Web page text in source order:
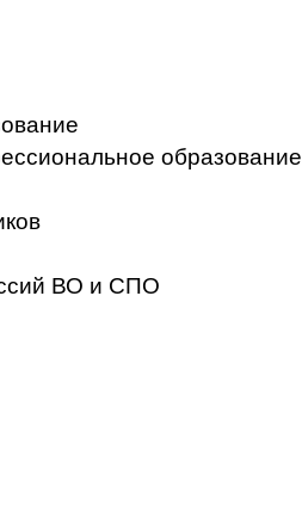
образование
ВО и СПО